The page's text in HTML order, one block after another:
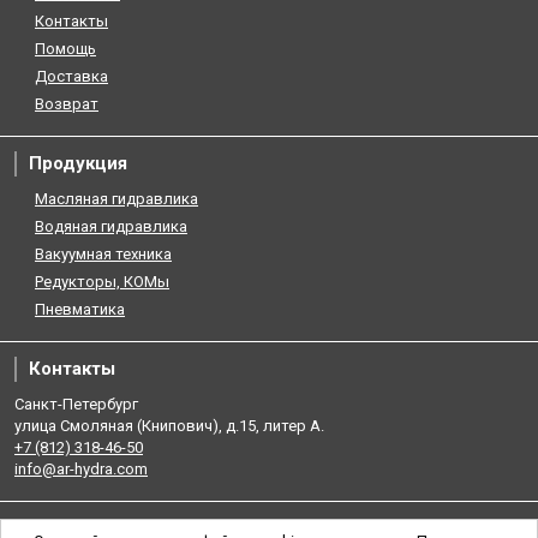
Контакты
Помощь
Доставка
Возврат
Продукция
Масляная гидравлика
Водяная гидравлика
Вакуумная техника
Редукторы, КОМы
Пневматика
Контакты
Санкт-Петербург
улица Смоляная (Книпович), д.15, литер А.
+7 (812) 318-46-50
info@ar-hydra.com